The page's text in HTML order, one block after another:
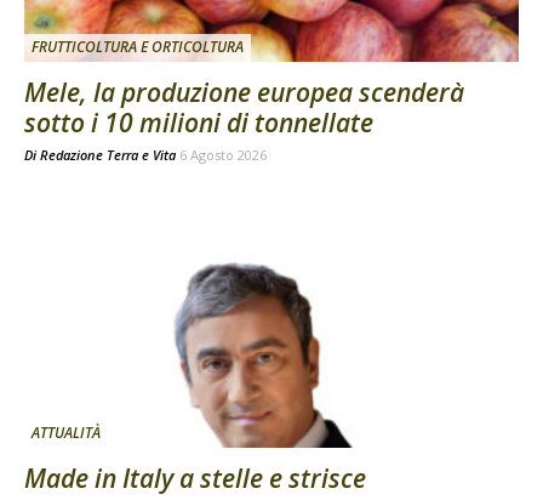
FRUTTICOLTURA E ORTICOLTURA
Mele, la produzione europea scenderà
sotto i 10 milioni di tonnellate
Di Redazione Terra e Vita 6 Agosto 2026
ATTUALITÀ
Made in Italy a stelle e strisce